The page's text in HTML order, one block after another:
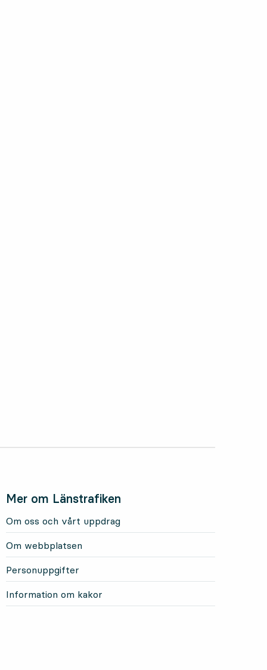
Mer om Länstrafiken
Om oss och vårt uppdrag
Om webbplatsen
Personuppgifter
Information om kakor